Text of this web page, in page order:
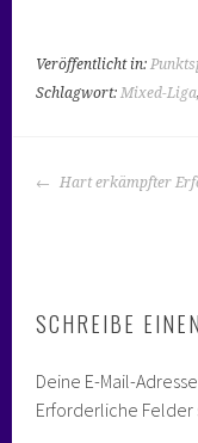
Veröffentlicht in:
Schlagwort:Mixed-Liga
BEITRAGS-
Hart erkämpfter
SCHREIBE
Deine E-Mail-
Erforderliche Felder